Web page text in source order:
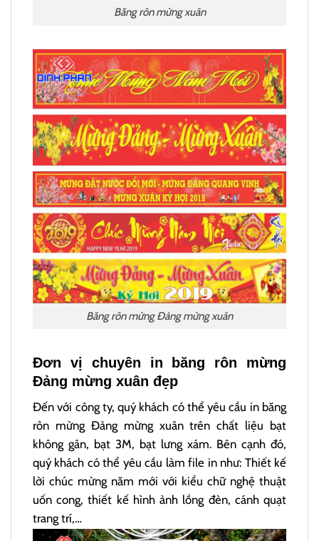
Băng rôn mừng xuân
Băng rôn mừng Đảng mừng xuân
Đơn vị chuyên in băng rôn mừng
Đảng mừng xuân đẹp
Đến với công ty, quý khách có thể yêu cầu in băng
rôn mừng Đảng mừng xuân trên chất liệu bạt
không gân, bạt 3M, bạt lưng xám. Bên cạnh đó,
quý khách có thể yêu cầu làm file in như: Thiết kế
lời chúc mừng năm mới với kiểu chữ nghệ thuật
uốn cong, thiết kế hình ảnh lồng đèn, cánh quạt
trang trí,…